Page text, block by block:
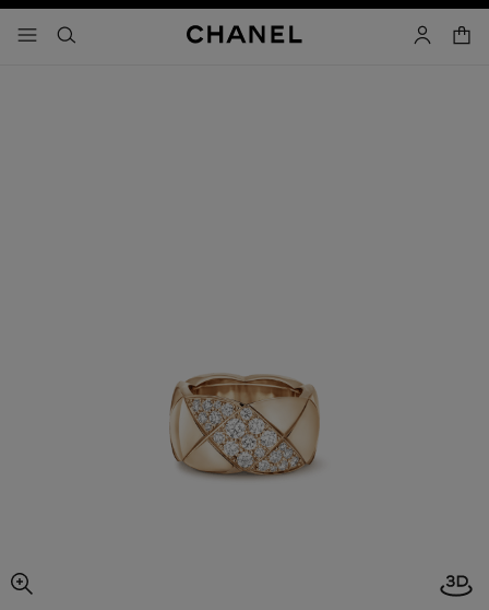
- navegación principal
buscar cuenta
imagen agrandada